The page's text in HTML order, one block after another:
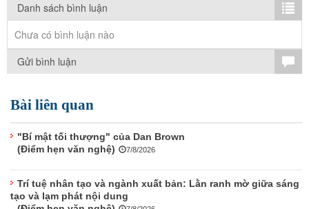
Danh sách bình luận
Chưa có bình luận nào
Gửi bình luận
Bài liên quan
"Bí mật tối thượng" của Dan Brown
(Điểm hẹn văn nghệ)
7/8/2026
Trí tuệ nhân tạo và ngành xuất bản: Lằn ranh mờ giữa sáng
tạo và lạm phát nội dung